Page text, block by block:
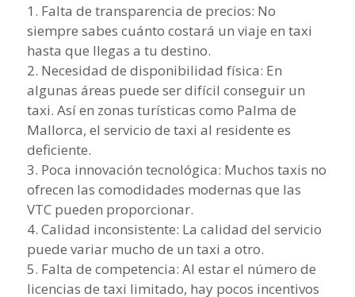
1. Falta de transparencia de precios: No
siempre sabes cuánto costará un viaje en taxi
hasta que llegas a tu destino.
2. Necesidad de disponibilidad física: En
algunas áreas puede ser difícil conseguir un
taxi. Así en zonas turísticas como Palma de
Mallorca, el servicio de taxi al residente es
deficiente.
3. Poca innovación tecnológica: Muchos taxis no
ofrecen las comodidades modernas que las
VTC pueden proporcionar.
4. Calidad inconsistente: La calidad del servicio
puede variar mucho de un taxi a otro.
5. Falta de competencia: Al estar el número de
licencias de taxi limitado, hay pocos incentivos